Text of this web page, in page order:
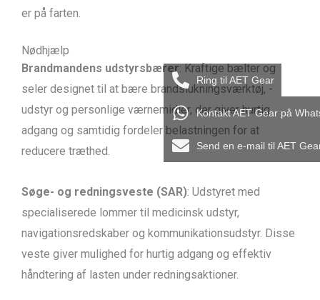
er på farten.
Nødhjælp
Brandmandens udstyrsbærer: Kraftige bælter og
seler designet til at bære brandslukningsværktøj, -
udstyr og personlige værnemidler, der giver hurtig
adgang og samtidig fordeler belastningen for at
reducere træthed.
Søge- og redningsveste (SAR): Udstyret med
specialiserede lommer til medicinsk udstyr,
navigationsredskaber og kommunikationsudstyr. Disse
veste giver mulighed for hurtig adgang og effektiv
håndtering af lasten under redningsaktioner.
Ring til AET Gear
Kontakt AET Gear på
Send en e-mail til AET